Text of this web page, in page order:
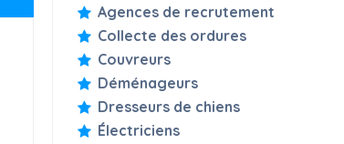
Agences de recrutement
Collecte des ordures
Couvreurs
Déménageurs
Dresseurs de chiens
Électriciens